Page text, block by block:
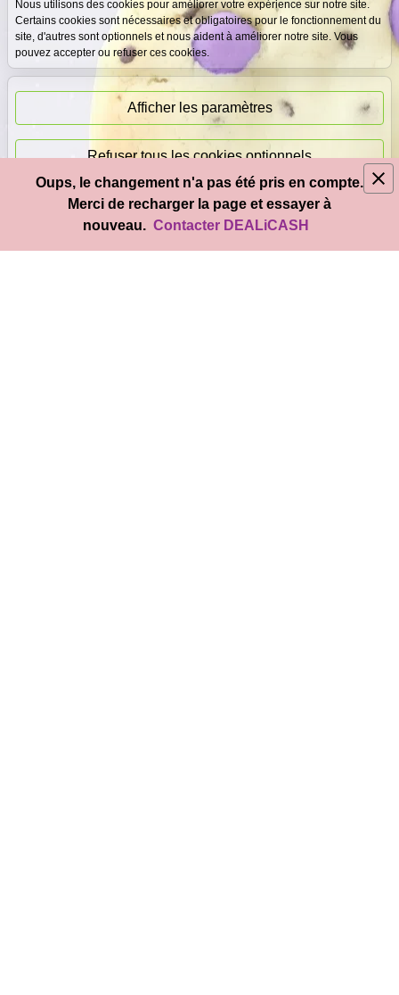
Nous utilisons des cookies pour améliorer votre expérience sur notre site.
Certains cookies sont nécessaires et obligatoires pour le fonctionnement du
site, d'autres sont optionnels et nous aident à améliorer notre site. Vous
pouvez accepter ou refuser ces cookies.
Afficher les paramètres
Refuser tous les cookies optionnels
Accepter tous les cookies
gratuite
garantis
Paiement
immédiat
© 2026 DEALiCASH- Tous droits réservés
Oups, le changement n'a pas été pris en compte.
Merci de recharger la page et essayer à
nouveau. Contacter DEALiCASH